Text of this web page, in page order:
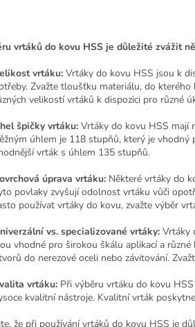
vrtáků do kovu HSS je důležité zvážit
vrtáku: Vrtáky do kovu HSS jsou k
Zvažte tloušťku materiálu, do
velikostí vrtáků k dispozici pro různé
špičky vrtáku: Vrtáky do kovu HSS mají
úhlem je 118 stupňů, který je vhodný
vrták s úhlem 135 stupňů.
úprava vrtáku: Některé vrtáky do
povlaky zvyšují odolnost vrtáku vůči
používat vrtáky do kovu, zvažte výběr
vs. specializované vrtáky: Vrtáky
vhodné pro širokou škálu aplikací a
do nerezové oceli nebo závitování.
vrtáku: Při výběru vrtáku do kovu
kvalitní nástroje. Kvalitní vrták
že při používání vrtáků do kovu HSS je